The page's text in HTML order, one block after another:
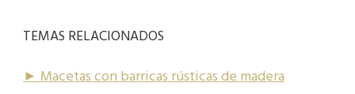
TEMAS RELACIONADOS
► Macetas con barricas rústicas de madera